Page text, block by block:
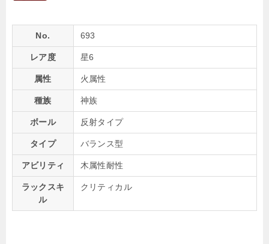
No. 693
レア度 星6
属性 火属性
種族 神族
ボール 反射タイプ
タイプ バランス型
アビリティ 木属性耐性
ラックスキ
ル
クリティカル